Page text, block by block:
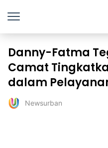
Danny-Fatma
Camat
dalam
Newsurban